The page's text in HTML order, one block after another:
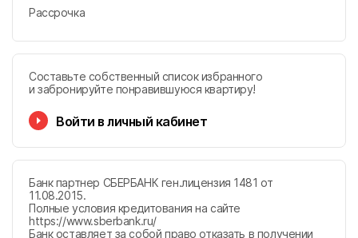
Рассрочка
Составьте собственный список избранного
и забронируйте понравившуюся квартиру!
Войти в личный кабинет
Банк партнер СБЕРБАНК ген.лицензия 1481 от
11.08.2015.
Полные условия кредитования на сайте
https://www.sberbank.ru/
Банк оставляет за собой право отказать в получении